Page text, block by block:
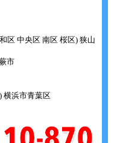
区 中央区 南区 桜区) 狭山
市
横浜市青葉区